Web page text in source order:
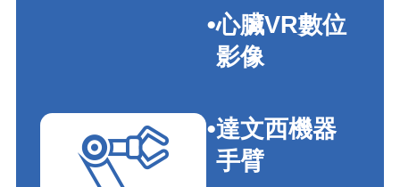
心臟VR數位
影像
達文西機器
手臂